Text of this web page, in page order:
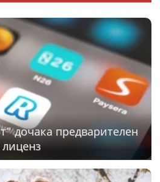
дочака предварителен